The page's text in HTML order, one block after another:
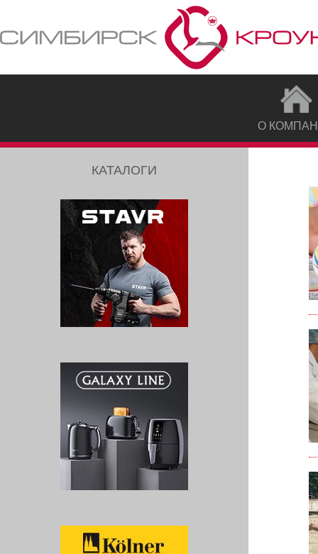
О
КАТАЛОГИ